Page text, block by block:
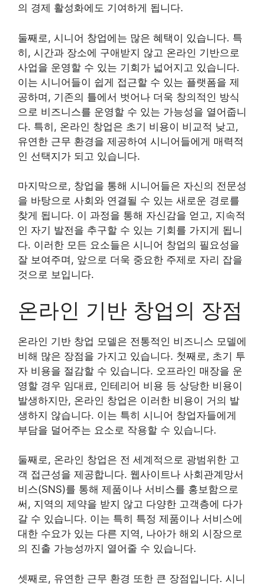
의 경제 활성화에도 기여하게 됩니다.
둘째로, 시니어 창업에는 많은 혜택이 있습니다. 특
히, 시간과 장소에 구애받지 않고 온라인 기반으로
사업을 운영할 수 있는 기회가 넓어지고 있습니다.
이는 시니어들이 쉽게 접근할 수 있는 플랫폼을 제
공하며, 기존의 틀에서 벗어나 더욱 창의적인 방식
으로 비즈니스를 운영할 수 있는 가능성을 열어줍니
다. 특히, 온라인 창업은 초기 비용이 비교적 낮고,
유연한 근무 환경을 제공하여 시니어들에게 매력적
인 선택지가 되고 있습니다.
마지막으로, 창업을 통해 시니어들은 자신의 전문성
을 바탕으로 사회와 연결될 수 있는 새로운 경로를
찾게 됩니다. 이 과정을 통해 자신감을 얻고, 지속적
인 자기 발전을 추구할 수 있는 기회를 가지게 됩니
다. 이러한 모든 요소들은 시니어 창업의 필요성을
잘 보여주며, 앞으로 더욱 중요한 주제로 자리 잡을
것으로 보입니다.
온라인 기반 창업의 장점
온라인 기반 창업 모델은 전통적인 비즈니스 모델에
비해 많은 장점을 가지고 있습니다. 첫째로, 초기 투
자 비용을 절감할 수 있습니다. 오프라인 매장을 운
영할 경우 임대료, 인테리어 비용 등 상당한 비용이
발생하지만, 온라인 창업은 이러한 비용이 거의 발
생하지 않습니다. 이는 특히 시니어 창업자들에게
부담을 덜어주는 요소로 작용할 수 있습니다.
둘째로, 온라인 창업은 전 세계적으로 광범위한 고
객 접근성을 제공합니다. 웹사이트나 사회관계망서
비스(SNS)를 통해 제품이나 서비스를 홍보함으로
써, 지역의 제약을 받지 않고 다양한 고객층에 다가
갈 수 있습니다. 이는 특히 특정 제품이나 서비스에
대한 수요가 있는 다른 지역, 나아가 해외 시장으로
의 진출 가능성까지 열어줄 수 있습니다.
셋째로, 유연한 근무 환경 또한 큰 장점입니다. 시니